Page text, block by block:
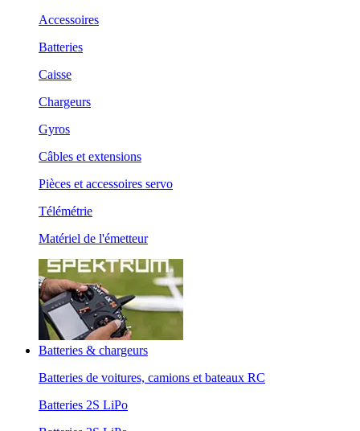
Accessoires
Batteries
Caisse
Chargeurs
Gyros
Câbles et extensions
Pièces et accessoires servo
Télémétrie
Matériel de l'émetteur
Batteries & chargeurs
Batteries de voitures, camions et bateaux RC
Batteries 2S LiPo